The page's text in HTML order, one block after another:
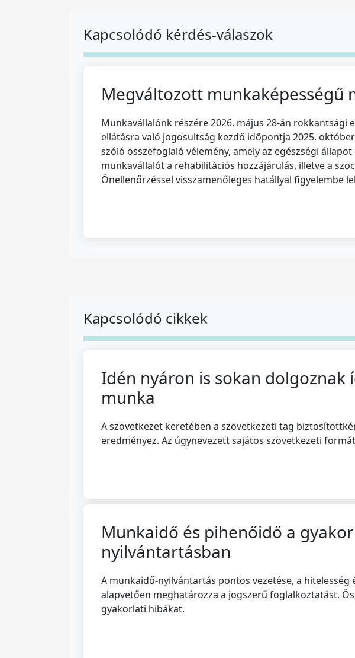
Kapcsolódó kérdés-válaszok
Megváltozott munkaképességű
Munkavállalónk részére 2026. május 28-án
ellátásra való jogosultság kezdő időpontja 2025.
szóló összefoglaló vélemény, amely az egészségi
munkavállalót a rehabilitációs hozzájárulás, illetve a
Önellenőrzéssel visszamenőleges hatállyal figyelembe
Kapcsolódó cikkek
Idén nyáron is sokan dolgoznak
munka
A szövetkezet keretében a szövetkezeti tag
eredményez. Az úgynevezett sajátos szövetkezeti
Munkaidő és pihenőidő a
nyilvántartásban
A munkaidő-nyilvántartás pontos vezetése, a
alapvetően meghatározza a jogszerű foglalkoztatást.
gyakorlati hibákat.